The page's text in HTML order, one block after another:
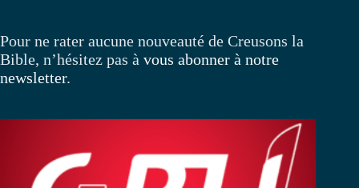
Pour ne rater aucune nouveauté de Creusons la
Bible, n’hésitez pas à vous abonner à notre
newsletter.